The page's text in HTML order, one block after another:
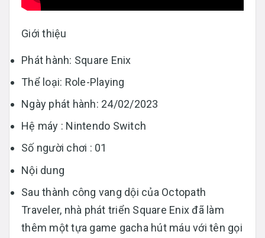
Giới thiệu
Phát hành: Square Enix
Thể loại: Role-Playing
Ngày phát hành: 24/02/2023
Hệ máy : Nintendo Switch
Số người chơi : 01
Nội dung
Sau thành công vang dội của Octopath
Traveler, nhà phát triển Square Enix đã làm
thêm một tựa game gacha hút máu với tên gọi